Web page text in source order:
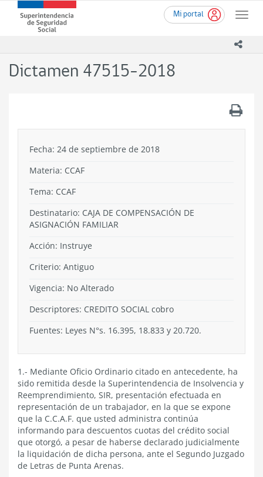
contenido
Mi portal
Toggle
Superintendencia
de
-
Dictamen 47515-2018
Fecha: 24 de septiembre de 2018
Materia: CCAF
Tema: CCAF
Destinatario: CAJA DE COMPENSACIÓN DE
ASIGNACIÓN FAMILIAR
Acción: Instruye
Criterio: Antiguo
Vigencia: No Alterado
Descriptores: CREDITO SOCIAL cobro
Fuentes: Leyes N°s. 16.395, 18.833 y 20.720.
1.- Mediante Oficio Ordinario citado en antecedente, ha
sido remitida desde la Superintendencia de Insolvencia y
Reemprendimiento, SIR, presentación efectuada en
representación de un trabajador, en la que se expone
que la C.C.A.F. que usted administra continúa
informando para descuentos cuotas del crédito social
que otorgó, a pesar de haberse declarado judicialmente
la liquidación de dicha persona, ante el Segundo Juzgado
de Letras de Punta Arenas.